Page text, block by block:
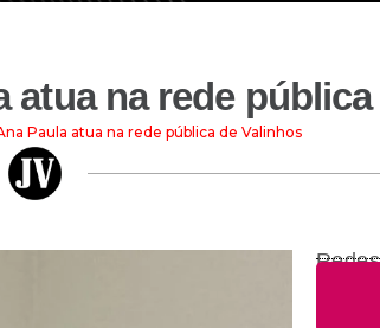
atua na rede
Paula atua na rede pública de Valinhos